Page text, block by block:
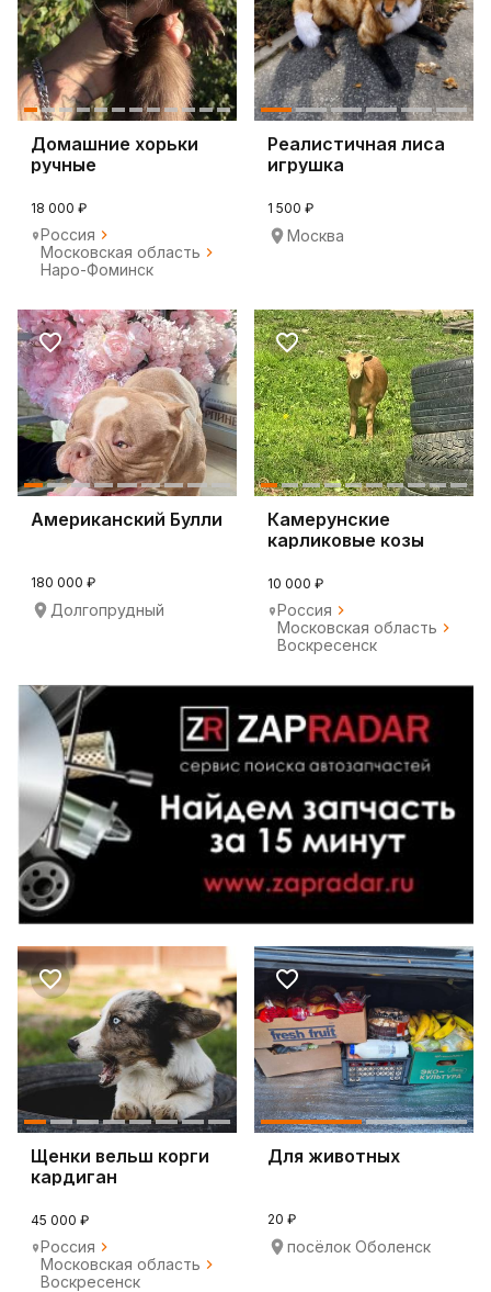
Домашние хорьки
ручные
18 000 ₽
Россия
Московская область
Наро-Фоминск
Реалистичная лиса
игрушка
1 500 ₽
Москва
Американский Булли
180 000 ₽
Долгопрудный
Камерунские
карликовые козы
10 000 ₽
Россия
Московская область
Воскресенск
Щенки вельш корги
кардиган
45 000 ₽
Россия
Московская область
Воскресенск
Для животных
20 ₽
посёлок Оболенск